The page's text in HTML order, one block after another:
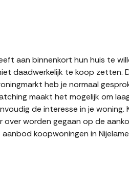
aan binnenkort hun huis te
daadwerkelijk te koop
heb je normaal
maakt het mogelijk om
de interesse in je
over worden gegaan op de
koopwoningen in